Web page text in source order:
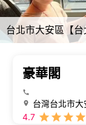
豪華閣
台灣台北市
4.7